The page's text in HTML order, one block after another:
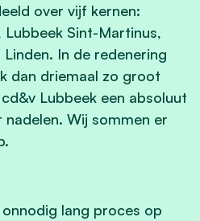
over vijf kernen:
Sint-Martinus,
In de redenering
dan driemaal zo groot
Lubbeek een absoluut
Wij sommen er
lang proces op